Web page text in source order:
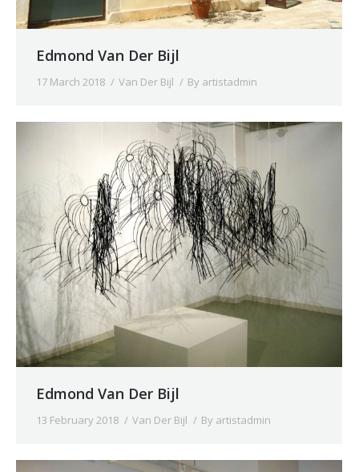
Edmond Van Der Bijl
17 March 2018 Van Der Bijl By artistadmin
Edmond Van Der Bijl
13 February 2018 Van Der Bijl By artistadmin